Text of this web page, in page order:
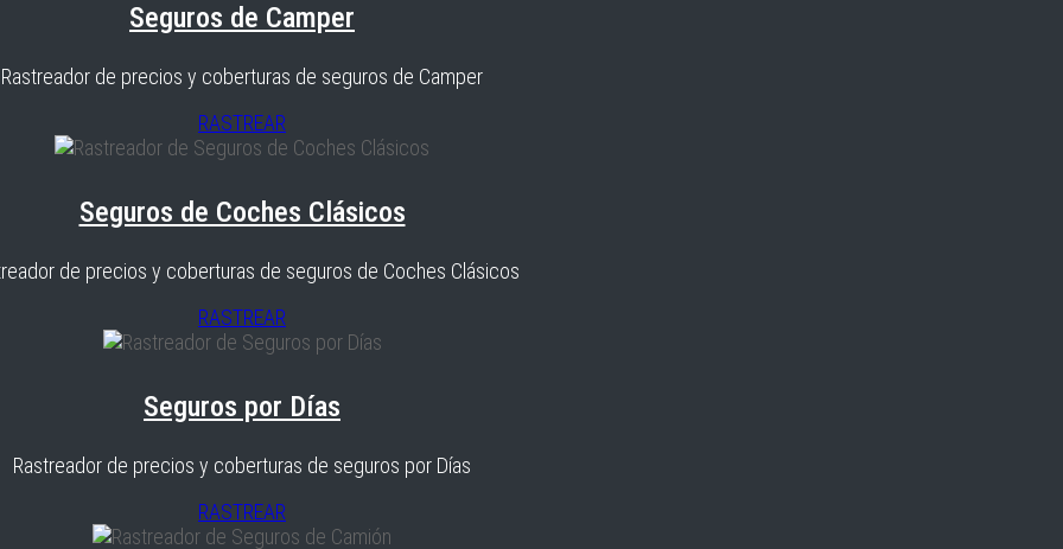
Seguros de Camper
Rastreador de precios y coberturas de seguros de Camper
RASTREAR
Seguros de Coches Clásicos
de precios y coberturas de seguros de Coches Clásicos
RASTREAR
Seguros por Días
Rastreador de precios y coberturas de seguros por Días
RASTREAR